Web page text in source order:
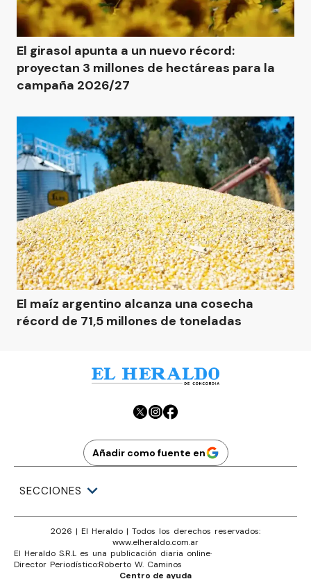
El girasol apunta a un nuevo récord:
proyectan 3 millones de hectáreas para la
campaña 2026/27
El maíz argentino alcanza una cosecha
récord de 71,5 millones de toneladas
Añadir como fuente en
SECCIONES
2026 | El Heraldo | Todos los derechos reservados:
www.elheraldo.com.ar
El Heraldo S.R.L es una publicación diaria online·
Director Periodístico:Roberto W. Caminos
Centro de ayuda